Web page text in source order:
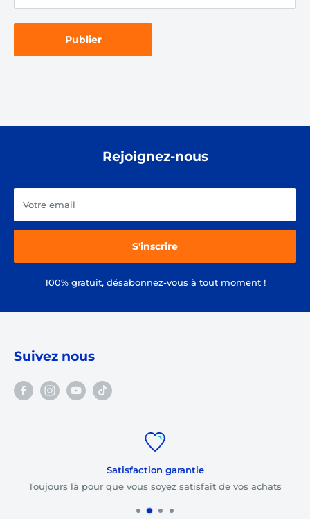
Publier
Rejoignez-nous
Votre email
S'inscrire
100% gratuit, désabonnez-vous à tout moment !
Suivez nous
Satisfaction garantie
Toujours là pour que vous soyez satisfait de vos achats